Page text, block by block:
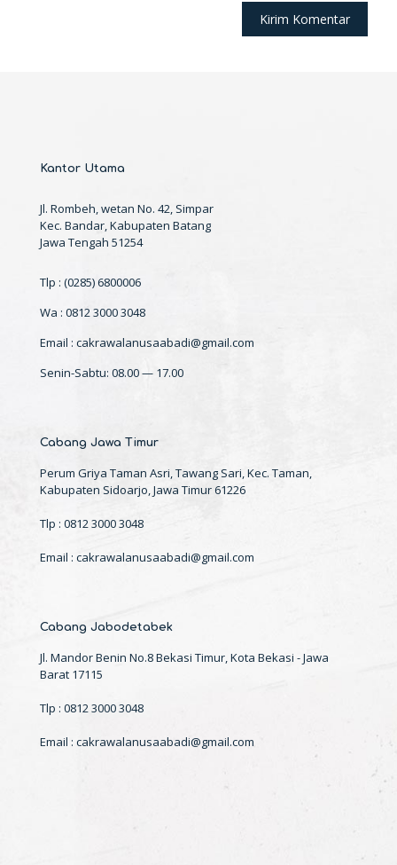
Kantor Utama
Jl. Rombeh, wetan No. 42, Simpar
Kec. Bandar, Kabupaten Batang
Jawa Tengah 51254
Tlp : (0285) 6800006
Wa : 0812 3000 3048
Email : cakrawalanusaabadi@gmail.com
Senin-Sabtu: 08.00 — 17.00
Cabang Jawa Timur
Perum Griya Taman Asri, Tawang Sari, Kec. Taman,
Kabupaten Sidoarjo, Jawa Timur 61226
Tlp : 0812 3000 3048
Email : cakrawalanusaabadi@gmail.com
Cabang Jabodetabek
Jl. Mandor Benin No.8 Bekasi Timur, Kota Bekasi - Jawa
Barat 17115
Tlp : 0812 3000 3048
Email : cakrawalanusaabadi@gmail.com